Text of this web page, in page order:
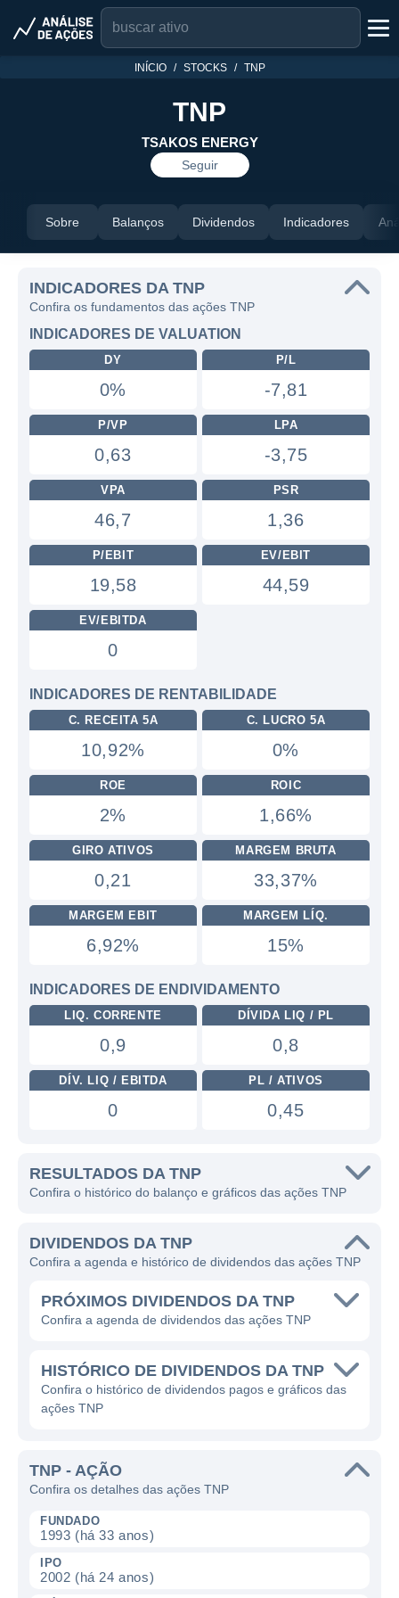
INÍCIO STOCKS TNP
TNP
TSAKOS ENERGY
Seguir
Sobre Balanços Dividendos Indicadores
INDICADORES DA TNP
Confira os fundamentos das ações TNP
INDICADORES DE VALUATION
DY
0%
P/L
-7,81
P/VP
0,63
LPA
-3,75
VPA
46,7
PSR
1,36
P/EBIT
19,58
EV/EBIT
44,59
EV/EBITDA
0
INDICADORES DE RENTABILIDADE
C. RECEITA 5A
10,92%
C. LUCRO 5A
0%
ROE
2%
ROIC
1,66%
GIRO ATIVOS
0,21
MARGEM BRUTA
33,37%
MARGEM EBIT
6,92%
MARGEM LÍQ.
15%
INDICADORES DE ENDIVIDAMENTO
LIQ. CORRENTE
0,9
DÍVIDA LIQ / PL
0,8
DÍV. LIQ / EBITDA
0
PL / ATIVOS
0,45
RESULTADOS DA TNP
Confira o histórico do balanço e gráficos das ações TNP
DIVIDENDOS DA TNP
Confira a agenda e histórico de dividendos das ações TNP
PRÓXIMOS DIVIDENDOS DA TNP
Confira a agenda de dividendos das ações TNP
HISTÓRICO DE DIVIDENDOS DA TNP
Confira o histórico de dividendos pagos e gráficos das
ações TNP
TNP - AÇÃO
Confira os detalhes das ações TNP
FUNDADO
1993 (há 33 anos)
IPO
2002 (há 24 anos)